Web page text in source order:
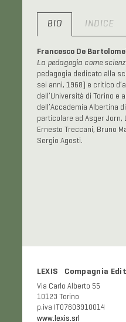
BIO INDICE
Francesco De
La pedagogia come
pedagogia dedicato alla
sei anni, 1968) e critico
dell’Università di Torino e
dell’Accademia Albertina
particolare ad Asger Jorn,
Ernesto Treccani, Bruno
Sergio Agosti.
LEXIS Compagnia
Via Carlo Alberto 55
10123 Torino
p.iva IT07603910014
www.lexis.srl